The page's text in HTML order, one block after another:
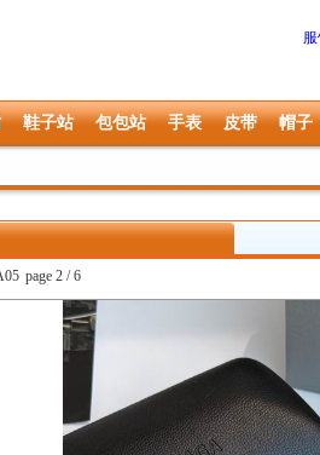
鞋子站 包包站 手表 皮带 帽子
page 2 / 6